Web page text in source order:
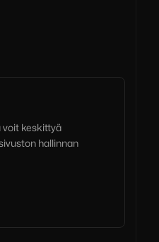
voit keskittyä
hallinnan